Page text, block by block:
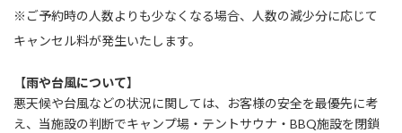
※ご予約時の人数よりも少なくなる場合、人数の減少分に応じて
キャンセル料が発生いたします。
【雨や台風について】
悪天候や台風などの状況に関しては、お客様の安全を最優先に考
え、当施設の判断でキャンプ場・テントサウナ・BBQ施設を閉鎖